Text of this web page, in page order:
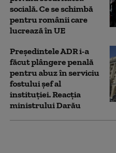
socială. Ce se schimbă
pentru românii care
lucrează în UE
Preşedintele ADR i-a
făcut plângere penală
pentru abuz în serviciu
fostului şef al
instituţiei. Reacția
ministrului Darău